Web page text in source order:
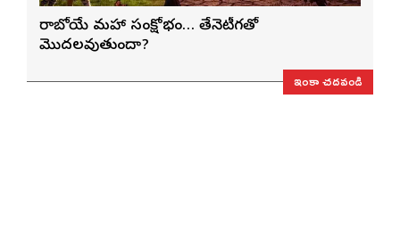
రాబోయే మహా సంక్షోభం… తేనెటీగతో
మొదలవుతుందా?
ఇంకా చదవండి